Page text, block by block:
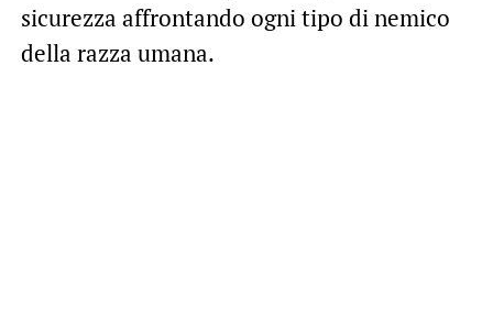
sicurezza affrontando ogni tipo di nemico
della razza umana.